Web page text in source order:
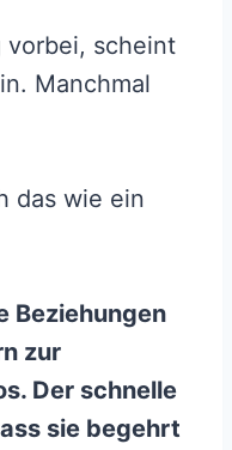
vorbei, scheint
Manchmal
das wie ein
Beziehungen
zur
Der schnelle
sie begehrt